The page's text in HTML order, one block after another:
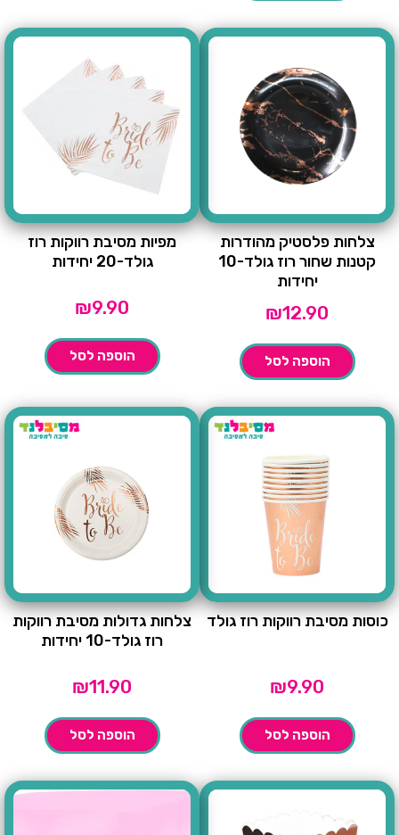
צלחות פלסטיק מהודרות
קטנות שחור רוז גולד-10
יחידות
₪12.90
הוספה לסל
מפיות מסיבת רווקות רוז
גולד-20 יחידות
₪9.90
הוספה לסל
כוסות מסיבת רווקות רוז גולד
₪9.90
הוספה לסל
צלחות גדולות מסיבת רווקות
רוז גולד-10 יחידות
₪11.90
הוספה לסל